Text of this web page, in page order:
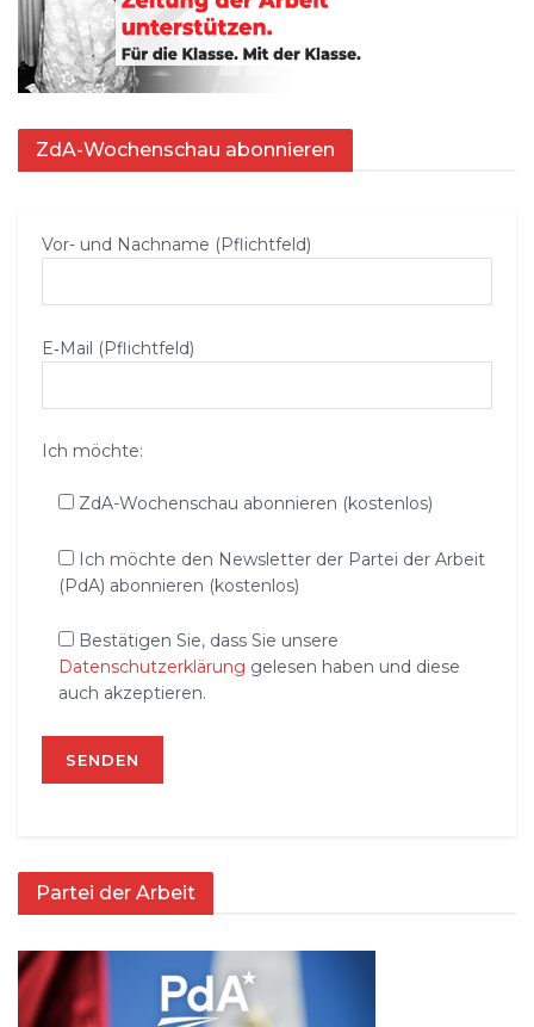
ZdA-Wochenschau abonnieren
Vor- und Nachname (Pflichtfeld)
E‑Mail (Pflichtfeld)
Ich möchte:
ZdA-Wochenschau abonnieren (kostenlos)
Ich möchte den Newsletter der Partei der Arbeit
(PdA) abonnieren (kostenlos)
Bestätigen Sie, dass Sie unsere
Datenschutzerklärung gelesen haben und diese
auch akzeptieren.
Partei der Arbeit